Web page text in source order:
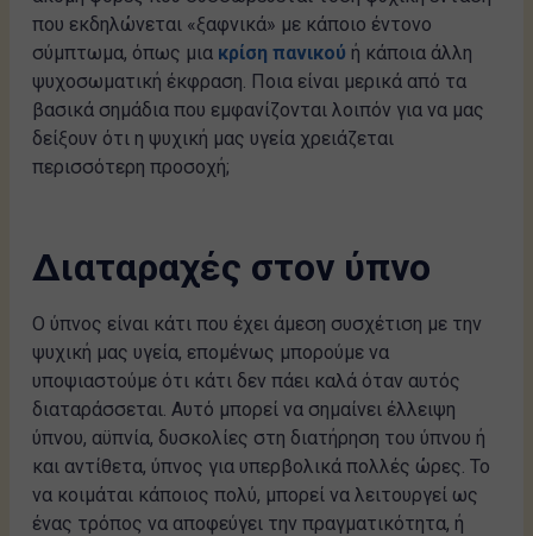
που εκδηλώνεται «ξαφνικά» με κάποιο έντονο
σύμπτωμα, όπως μια κρίση πανικού ή κάποια άλλη
ψυχοσωματική έκφραση. Ποια είναι μερικά από τα
βασικά σημάδια που εμφανίζονται λοιπόν για να μας
δείξουν ότι η ψυχική μας υγεία χρειάζεται
περισσότερη προσοχή;
Διαταραχές στον ύπνο
Ο ύπνος είναι κάτι που έχει άμεση συσχέτιση με την
ψυχική μας υγεία, επομένως μπορούμε να
υποψιαστούμε ότι κάτι δεν πάει καλά όταν αυτός
διαταράσσεται. Αυτό μπορεί να σημαίνει έλλειψη
ύπνου, αϋπνία, δυσκολίες στη διατήρηση του ύπνου ή
και αντίθετα, ύπνος για υπερβολικά πολλές ώρες. Το
να κοιμάται κάποιος πολύ, μπορεί να λειτουργεί ως
ένας τρόπος να αποφεύγει την πραγματικότητα, ή